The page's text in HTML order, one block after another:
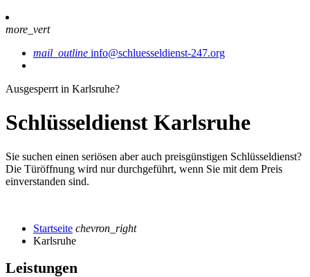
more_vert
mail_outline info@schluesseldienst-247.org
Ausgesperrt in Karlsruhe?
Schlüsseldienst Karlsruhe
Sie suchen einen seriösen aber auch preisgünstigen Schlüsseldienst?
Die Türöffnung wird nur durchgeführt, wenn Sie mit dem Preis
einverstanden sind.
Startseite chevron_right
Karlsruhe
Leistungen